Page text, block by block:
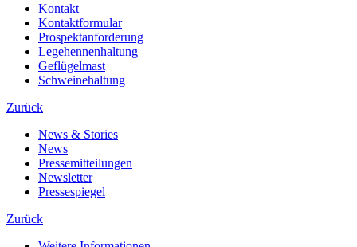
Kontakt
Kontaktformular
Prospektanforderung
Legehennenhaltung
Geflügelmast
Schweinehaltung
Zurück
News & Stories
News
Pressemitteilungen
Newsletter
Pressespiegel
Zurück